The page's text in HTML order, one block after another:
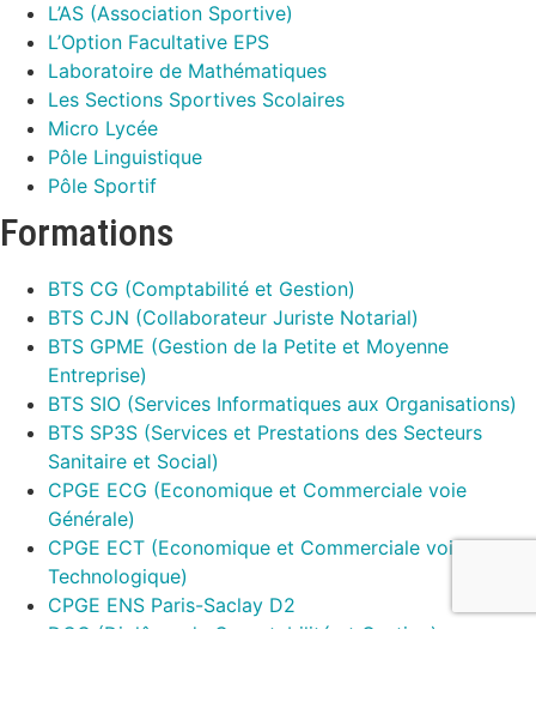
L’AS (Association Sportive)
L’Option Facultative EPS
Laboratoire de Mathématiques
Les Sections Sportives Scolaires
Micro Lycée
Pôle Linguistique
Pôle Sportif
Formations
BTS CG (Comptabilité et Gestion)
BTS CJN (Collaborateur Juriste Notarial)
BTS GPME (Gestion de la Petite et Moyenne
Entreprise)
BTS SIO (Services Informatiques aux Organisations)
BTS SP3S (Services et Prestations des Secteurs
Sanitaire et Social)
CPGE ECG (Economique et Commerciale voie
Générale)
CPGE ECT (Economique et Commerciale voie
Technologique)
CPGE ENS Paris-Saclay D2
DCG (Diplôme de Comptabilité et Gestion)